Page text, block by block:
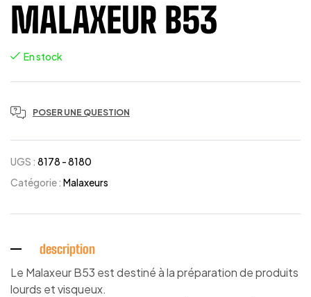
MALAXEUR B53
En stock
POSER UNE QUESTION
UGS : 8178 - 8180
Catégorie : Malaxeurs
description
Le Malaxeur B53 est destiné à la préparation de produits
lourds et visqueux.